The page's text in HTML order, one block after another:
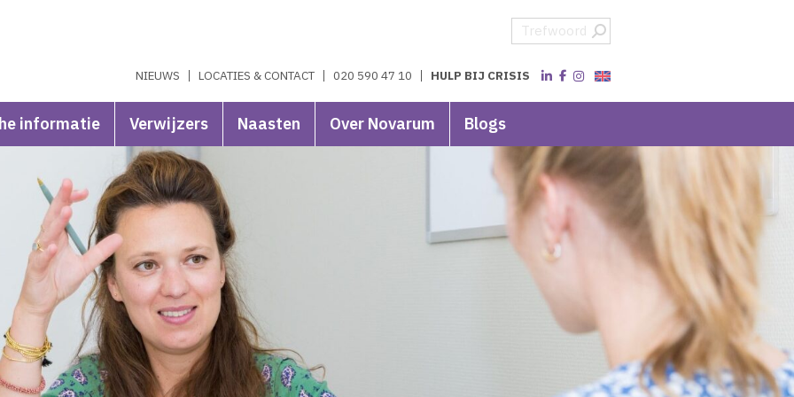
NIEUWS LOCATIES & CONTACT 020 590 47 10 HULP BIJ CRISIS
informatie Verwijzers Naasten Over Novarum Blogs